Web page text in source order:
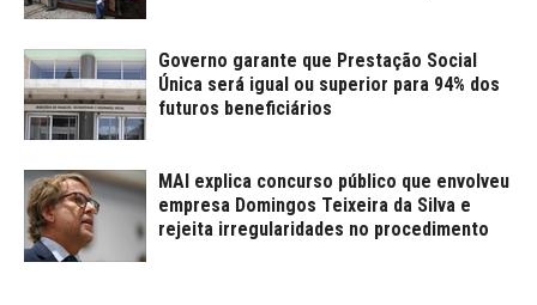
Governo garante que Prestação Social
Única será igual ou superior para 94% dos
futuros beneficiários
MAI explica concurso público que envolveu
empresa Domingos Teixeira da Silva e
rejeita irregularidades no procedimento